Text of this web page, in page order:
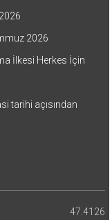
2026
İlkesi Herkes İçin
tarihi açısından
47.4126